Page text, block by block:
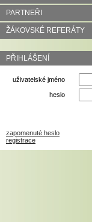
PARTNEŘI
ŽÁKOVSKÉ REFERÁTY
PŘIHLÁŠENÍ
uživatelské jméno
heslo
zapomenuté heslo
registrace